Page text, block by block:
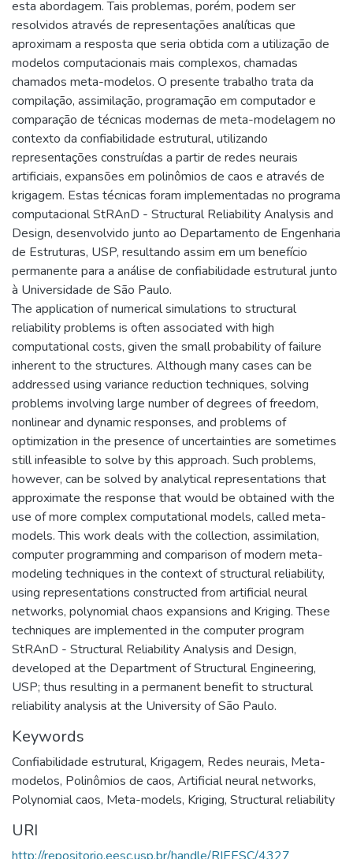
esta abordagem. Tais problemas, porém, podem ser
resolvidos através de representações analíticas que
aproximam a resposta que seria obtida com a utilização de
modelos computacionais mais complexos, chamadas
chamados meta-modelos. O presente trabalho trata da
compilação, assimilação, programação em computador e
comparação de técnicas modernas de meta-modelagem no
contexto da confiabilidade estrutural, utilizando
representações construídas a partir de redes neurais
artificiais, expansões em polinômios de caos e através de
krigagem. Estas técnicas foram implementadas no programa
computacional StRAnD - Structural Reliability Analysis and
Design, desenvolvido junto ao Departamento de Engenharia
de Estruturas, USP, resultando assim em um benefício
permanente para a análise de confiabilidade estrutural junto
à Universidade de São Paulo.
The application of numerical simulations to structural
reliability problems is often associated with high
computational costs, given the small probability of failure
inherent to the structures. Although many cases can be
addressed using variance reduction techniques, solving
problems involving large number of degrees of freedom,
nonlinear and dynamic responses, and problems of
optimization in the presence of uncertainties are sometimes
still infeasible to solve by this approach. Such problems,
however, can be solved by analytical representations that
approximate the response that would be obtained with the
use of more complex computational models, called meta-
models. This work deals with the collection, assimilation,
computer programming and comparison of modern meta-
modeling techniques in the context of structural reliability,
using representations constructed from artificial neural
networks, polynomial chaos expansions and Kriging. These
techniques are implemented in the computer program
StRAnD - Structural Reliability Analysis and Design,
developed at the Department of Structural Engineering,
USP; thus resulting in a permanent benefit to structural
reliability analysis at the University of São Paulo.
Keywords
Confiabilidade estrutural, Krigagem, Redes neurais, Meta-
modelos, Polinômios de caos, Artificial neural networks,
Polynomial caos, Meta-models, Kriging, Structural reliability
URI